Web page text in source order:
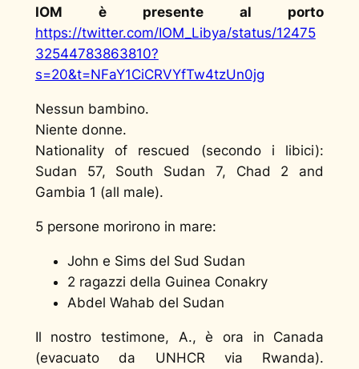
IOM è presente al porto
https://twitter.com/IOM_Libya/status/12475
32544783863810?
s=20&t=NFaY1CiCRVYfTw4tzUn0jg
Nessun bambino.
Niente donne.
Nationality of rescued (secondo i libici):
Sudan 57, South Sudan 7, Chad 2 and
Gambia 1 (all male).
5 persone morirono in mare:
John e Sims del Sud Sudan
2 ragazzi della Guinea Conakry
Abdel Wahab del Sudan
Il nostro testimone, A., è ora in Canada
(evacuato da UNHCR via Rwanda).